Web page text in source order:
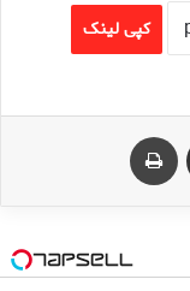
کپی لینک
اشتراک گذاری از طریق ایمیل